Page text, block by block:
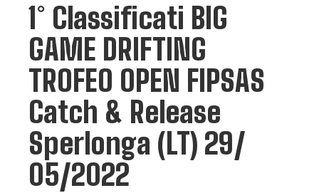
1° Classificati BIG
GAME DRIFTING
TROFEO OPEN FIPSAS
Catch & Release
Sperlonga (LT) 29/
05/2022